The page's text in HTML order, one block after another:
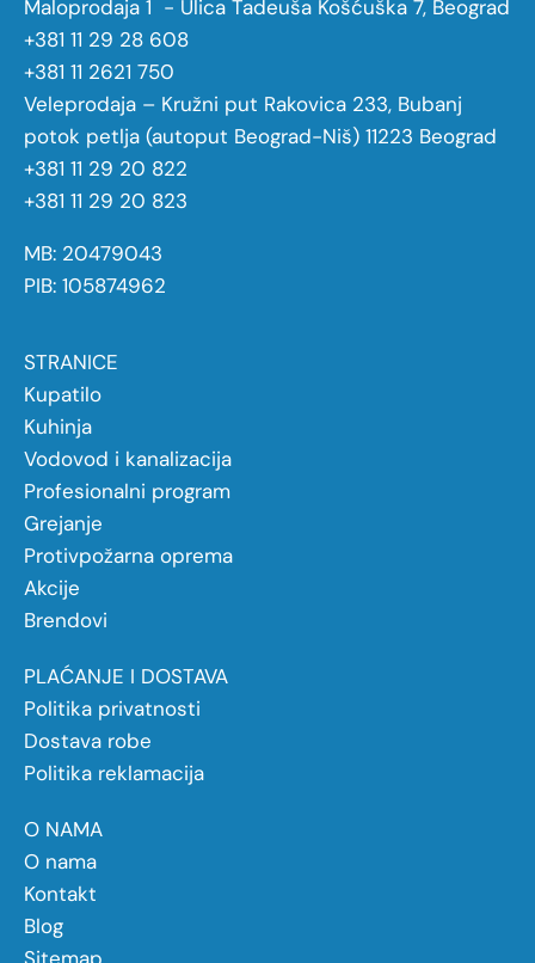
Maloprodaja 1 - Ulica Tadeuša Košćuška 7, Beograd
+381 11 29 28 608
+381 11 2621 750
Veleprodaja – Kružni put Rakovica 233, Bubanj
potok petlja (autoput Beograd-Niš) 11223 Beograd
+381 11 29 20 822
+381 11 29 20 823
MB: 20479043
PIB: 105874962
STRANICE
Kupatilo
Kuhinja
Vodovod i kanalizacija
Profesionalni program
Grejanje
Protivpožarna oprema
Akcije
Brendovi
PLAĆANJE I DOSTAVA
Politika privatnosti
Dostava robe
Politika reklamacija
O NAMA
O nama
Kontakt
Blog